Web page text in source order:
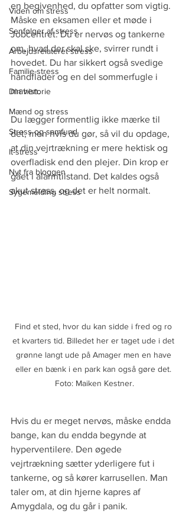
Viden om stress
Senfølger af stress
Arbejdsrelateret stress
Familie-stress
Din historie
Mænd og stress
Stress og samfund
It-stress
Nyt fra bloggen
Sygemelding stress
en begivenhed, du opfatter som vigtig.
Måske en eksamen eller et møde i
Jobcentret. Du er nervøs og tankerne
om, hvad der skal ske, svirrer rundt i
hovedet. Du har sikkert også svedige
håndflader og en del sommerfugle i
maven.
Du lægger formentlig ikke mærke til
det, men hvis du gør, så vil du opdage,
at din vejrtrækning er mere hektisk og
overfladisk end den plejer. Din krop er
gået i alarmtilstand. Det kaldes også
akut stress, og det er helt normalt.
Find et sted, hvor du kan sidde i fred og ro
et kvarters tid. Billedet her er taget ude i det
grønne langt ude på Amager men en have
eller en bænk i en park kan også gøre det.
Foto: Maiken Kestner.
Hvis du er meget nervøs, måske endda
bange, kan du endda begynde at
hyperventilere. Den øgede
vejrtrækning sætter yderligere fut i
tankerne, og så kører karrusellen. Man
taler om, at din hjerne kapres af
Amygdala, og du går i panik.